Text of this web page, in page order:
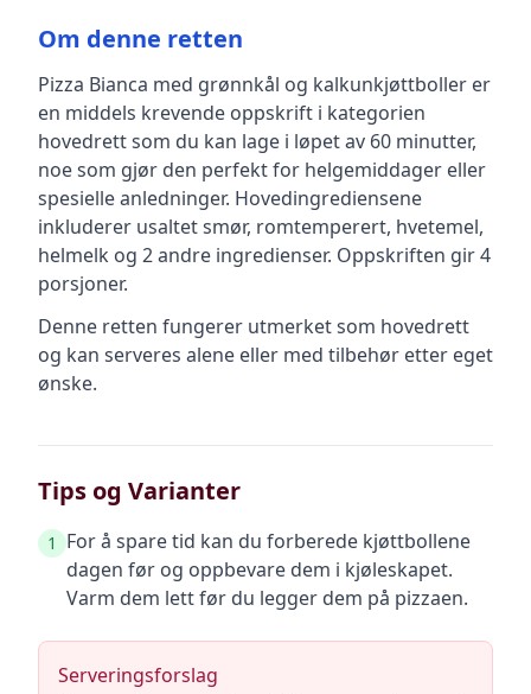
Om denne retten
Pizza Bianca med grønnkål og kalkunkjøttboller er
en middels krevende oppskrift i kategorien
hovedrettsom du kan lage i løpet av 60 minutter,
noe som gjør den perfekt for helgemiddager eller
spesielle anledninger. Hovedingrediensene
inkluderer usaltet smør, romtemperert, hvetemel,
helmelk og 2 andre ingredienser. Oppskriften gir4
porsjoner.
Denne retten fungerer utmerket som hovedrett
og kan serveres alene eller med tilbehør etter eget
ønske.
Tips og Varianter
1
For å spare tid kan du forberede kjøttbollene
dagen før og oppbevare dem i kjøleskapet.
Varm dem lett før du legger dem på pizzaen.
Serveringsforslag